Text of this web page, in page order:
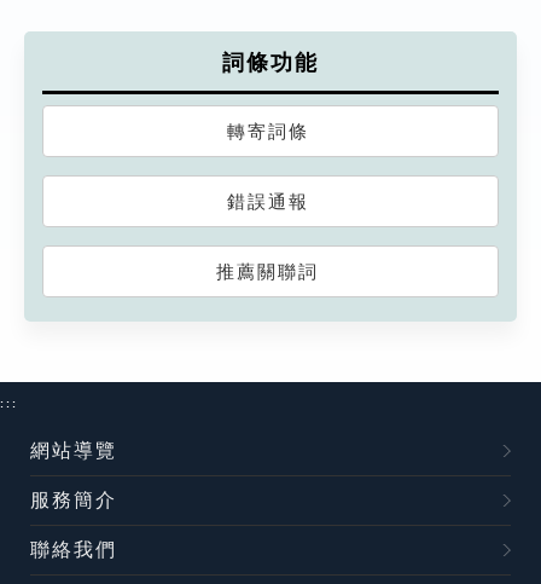
詞條功能
轉寄詞條
錯誤通報
推薦關聯詞
:::
網站導覽
服務簡介
聯絡我們